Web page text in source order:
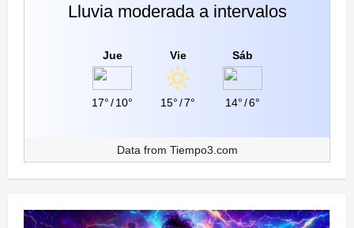
Lluvia moderada a intervalos
Jue
17°/10°
Vie
15°/7°
Sáb
14°/6°
Data from Tiempo3.com